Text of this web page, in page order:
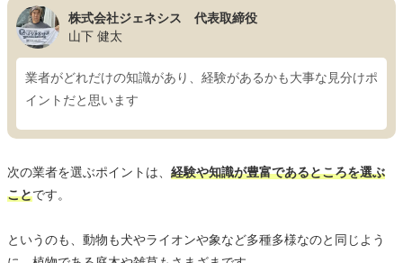
株式会社ジェネシス 代表取締役
山下 健太
業者がどれだけの知識があり、経験があるかも大事な見分けポ
イントだと思います
次の業者を選ぶポイントは、 経験や知識が豊富であるところを選ぶ
ことです。
というのも、動物も犬やライオンや象など多種多様なのと同じよう